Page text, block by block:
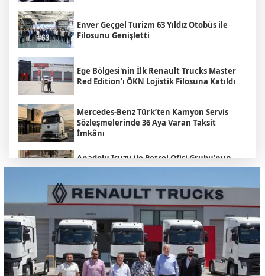
Enver Geçgel Turizm 63 Yıldız Otobüs ile
Filosunu Genişletti
Ege Bölgesi'nin İlk Renault Trucks Master
Red Edition’ı ÖKN Lojistik Filosuna Katıldı
Mercedes-Benz Türk’ten Kamyon Servis
Sözleşmelerinde 36 Aya Varan Taksit
İmkânı
Anadolu Isuzu ile Petrol Ofisi Grubu’nun
Stratejik İş Birliği Üçüncü Yılında
MAN , "Driving. People. Partner."
Sloganıyla Eylül Ayındaki IAA
Transportation 2026'da
Heiko Selzam 1 Ağustos İtibarıyla Yeni
Görevine Başladı